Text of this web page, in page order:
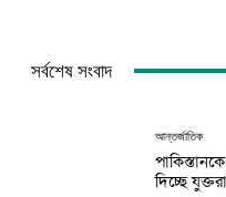
সর্বশেষ সংবাদ
আন্তর্জাতিক
দিচ্ছে